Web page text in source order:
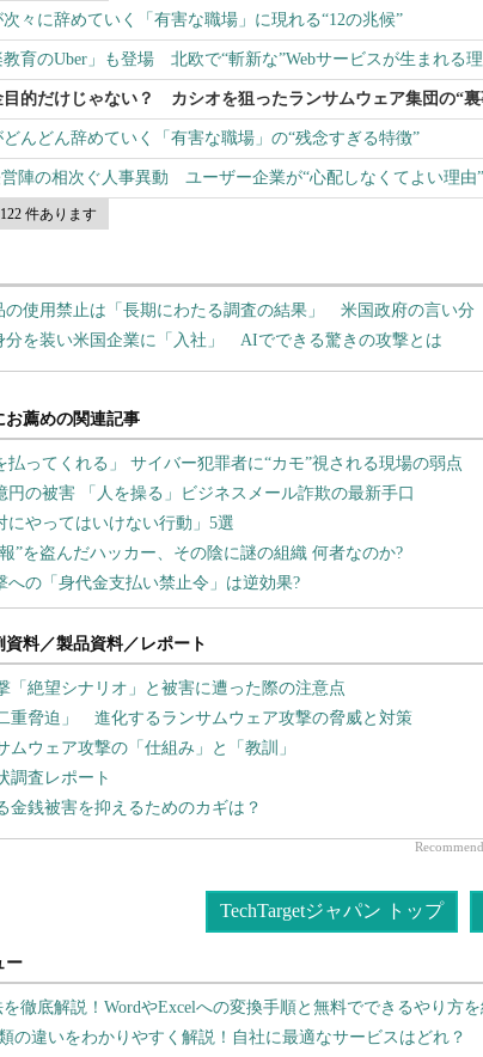
々に辞めていく「有害な職場」に現れる“12の兆候”
教育のUber」も登場 北欧で“斬新な”Webサービスが生まれる
目的だけじゃない？ カシオを狙ったランサムウェア集団の“裏
んどん辞めていく「有害な職場」の“残念すぎる特徴”
営陣の相次ぐ人事異動 ユーザー企業が“心配しなくてよい理由
件あります
の使用禁止は「長期にわたる調査の結果」 米国政府の言い分
分を装い米国企業に「入社」 AIでできる驚きの攻撃とは
料／製品資料／レポート
「絶望シナリオ」と被害に遭った際の注意点
重脅迫」 進化するランサムウェア攻撃の脅威と対策
ムウェア攻撃の「仕組み」と「教訓」
調査レポート
金銭被害を抑えるためのカギは？
TechTargetジャパン トップ
徹底解説！WordやExcelへの変換手順と無料でできるやり方
の違いをわかりやすく解説！自社に最適なサービスはどれ？